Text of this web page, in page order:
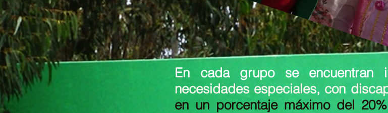
En cada grupo se encuentran
necesidades especiales, con
en un porcentaje máximo del